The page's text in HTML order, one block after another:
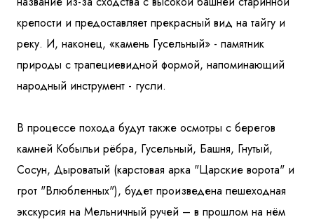
крепости и предоставляет прекрасный вид на тайгу и
реку. И, наконец, «камень Гусельный» - памятник
природы с трапециевидной формой, напоминающий
народный инструмент - гусли.
В процессе похода будут также осмотры с берегов
камней Кобыльи рёбра, Гусельный, Башня, Гнутый,
Сосун, Дыроватый (карстовая арка "Царские ворота" и
грот "Влюбленных"), будет произведена пешеходная
экскурсия на Мельничный ручей – в прошлом на нём